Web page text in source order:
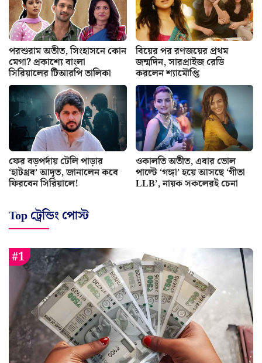
পরশুরাম অতীত, সিংহাসনে কোন
মেগা? প্রকাশ্যে বাংলা
সিরিয়ালের টিআরপি তালিকা
বিয়ের পর রণজয়ের প্রথম
জন্মদিন, সারপ্রাইজ রেডি
করলেন শ্যামৌপ্তি
ফের বড়পর্দায় টেলি পাড়ার
‘হাটথ্রব’ আদৃত, জানালেন কবে
ফিরবেন সিরিয়ালে!
ওকালতি অতীত, এবার ভোল
পাল্টে ‘গঙ্গা’ হয়ে আসছে ‘গীতা
LLB’, নায়ক সকলেরই চেনা
Top ট্রেন্ডিং পোস্ট